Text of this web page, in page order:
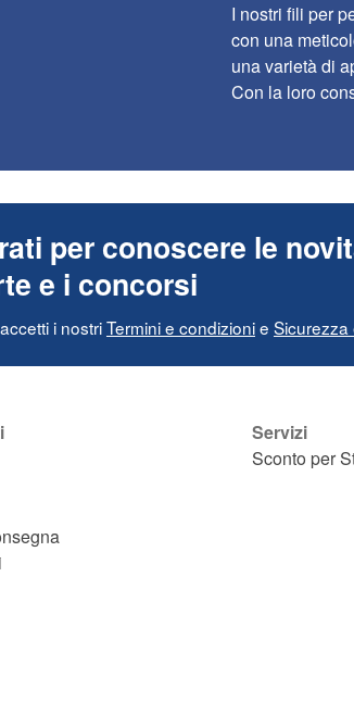
I nostri fili per
con una
una varietà di
Con la loro
per conoscere le
e i concorsi
i nostriTermini e condizionie Sicurezza
Servizi
Sconto per